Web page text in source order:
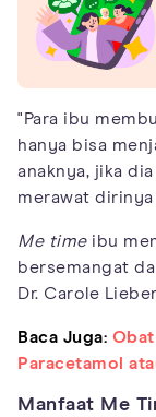
"Para ibu
hanya bisa
anaknya, jika
merawat
Me timeibu
bersemangat
Dr. Carole
Baca Juga: Obat
Paracetamol
Manfaat Me